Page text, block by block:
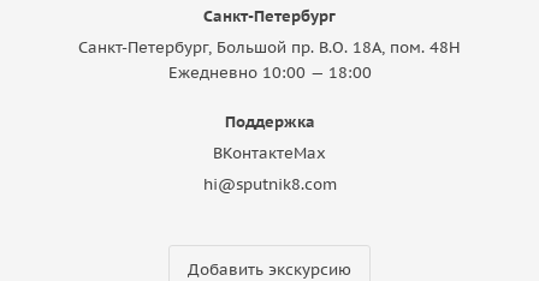
Санкт-Петербург
Санкт-Петербург, Большой пр. В.О. 18A, пом. 48Н
Ежедневно 10:00 — 18:00
Поддержка
ВКонтактеMax
hi@sputnik8.com
Добавить экскурсию